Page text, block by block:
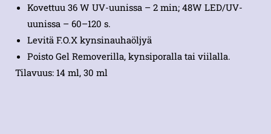
Kovettuu 36 W UV-uunissa – 2 min; 48W LED/UV-
uunissa – 60–120 s.
Levitä F.O.X kynsinauhaöljyä
Poisto Gel Removerilla, kynsiporalla tai viilalla.
Tilavuus: 14 ml, 30 ml